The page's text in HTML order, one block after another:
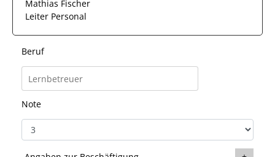
Mathias Fischer
Leiter Personal
Beruf
Note